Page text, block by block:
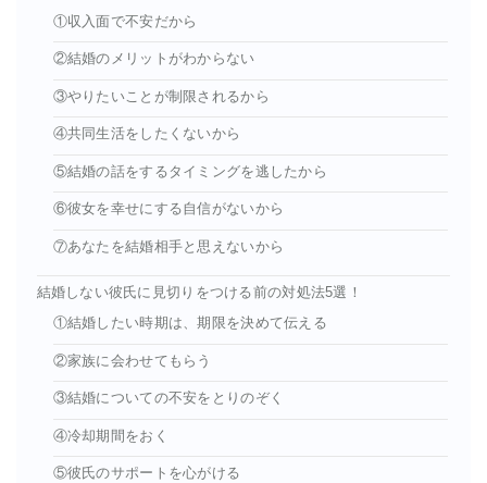
①収入面で不安だから
②結婚のメリットがわからない
③やりたいことが制限されるから
④共同生活をしたくないから
⑤結婚の話をするタイミングを逃したから
⑥彼女を幸せにする自信がないから
⑦あなたを結婚相手と思えないから
結婚しない彼氏に見切りをつける前の対処法5選！
①結婚したい時期は、期限を決めて伝える
②家族に会わせてもらう
③結婚についての不安をとりのぞく
④冷却期間をおく
⑤彼氏のサポートを心がける